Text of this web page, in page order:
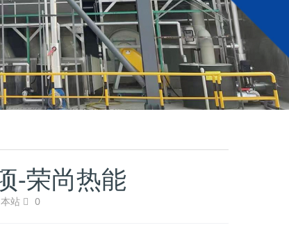
-荣尚热能
站 0